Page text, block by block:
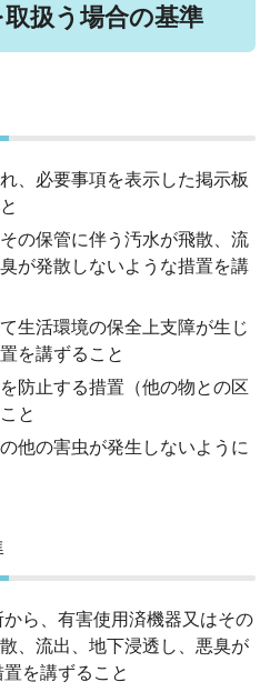
扱う場合の基準
、必要事項を表示した掲示板
の保管に伴う汚水が飛散、流
が発散しないような措置を講
生活環境の保全上支障が生じ
を講ずること
防止する措置（他の物との区
と
他の害虫が発生しないように
ら、有害使用済機器又はその
、流出、地下浸透し、悪臭が
を講ずること